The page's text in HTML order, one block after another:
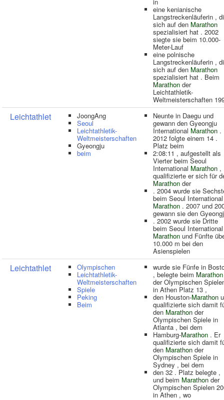
eine kenianische
Langstreckenläuferin ,
sich auf den Marathon
spezialisiert hat . 2002
siegte sie beim 10.000-
Meter-Lauf
eine polnische
Langstreckenläuferin ,
sich auf den Marathon
spezialisiert hat . Beim
Marathon der
Leichtathletik-
Weltmeisterschaften
Leichtathlet JoongAng
Seoul
Leichtathletik-
Weltmeisterschaften
Gyeongju
beim
Neunte in Daegu und
gewann den Gyeongju
International Marathon .
2012 folgte einem 14 .
Platz beim
2:08:11 , aufgestellt als
Vierter beim Seoul
International Marathon ,
qualifizierte er sich für
Marathon der
. 2004 wurde sie
beim Seoul International
Marathon . 2007 und
gewann sie den
. 2002 wurde sie Dritte
beim Seoul International
Marathon und Fünfte
10.000 m bei den
Asienspielen
Leichtathlet Olympischen
Leichtathletik-
Weltmeisterschaften
Spiele
Peking
Beim
wurde sie Fünfe in
, belegte beim Marathon
der Olympischen
in Athen Platz 13 ,
den Houston-Marathon
qualifizierte sich damit
den Marathon der
Olympischen Spiele in
Atlanta , bei dem
Hamburg-Marathon . Er
qualifizierte sich damit
den Marathon der
Olympischen Spiele in
Sydney , bei dem
den 32 . Platz belegte ,
und beim Marathonder
Olympischen Spielen
in Athen , wo